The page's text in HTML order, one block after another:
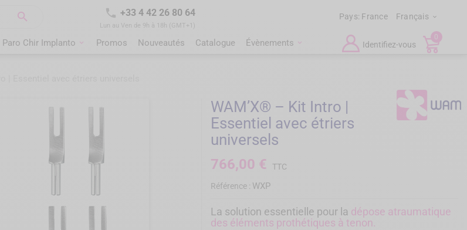
  +33 4 42 26 80 64
Lun au Ven de 9h à 18h (GMT+1)
Pays: France Français 
Paro Chir Implanto Promos Nouveautés Catalogue Évènements Identifiez-vous
0
WAM’X® – Kit Intro |
Essentiel avec étriers
universels
766,00 € TTC
Référence : WXP
La solution essentielle pour la dépose atraumatique
des éléments prothétiques à tenon.